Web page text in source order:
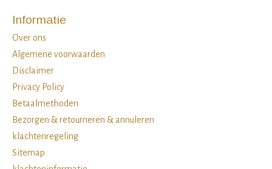
Informatie
Over ons
Algemene voorwaarden
Disclaimer
Privacy Policy
Betaalmethoden
Bezorgen & retourneren & annuleren
klachtenregeling
Sitemap